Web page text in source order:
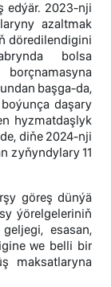
edýär. 2023-nji
azaltmak
döredilendigini
bolsa
başga-da,
daşary
hyzmatdaşlyk
diňe 2024-nji
zyňyndylary 11
göreş dünýä
ýörelgeleriniň
esasan,
we belli bir
maksatlaryna